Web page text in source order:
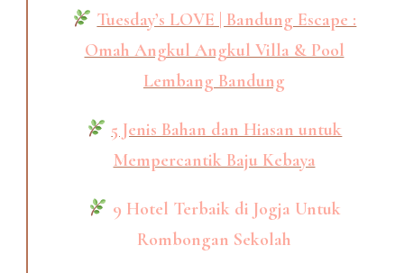
Tuesday’s LOVE | Bandung Escape :
Omah Angkul Angkul Villa & Pool
Lembang Bandung
5 Jenis Bahan dan Hiasan untuk
Mempercantik Baju Kebaya
9 Hotel Terbaik di Jogja Untuk
Rombongan Sekolah